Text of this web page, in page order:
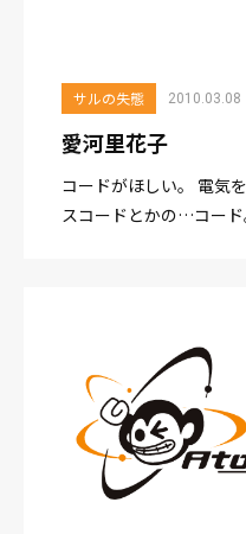
サルの失態 2010.03.08
愛河里花子
コードがほしい。 電気
スコードとかの…コー